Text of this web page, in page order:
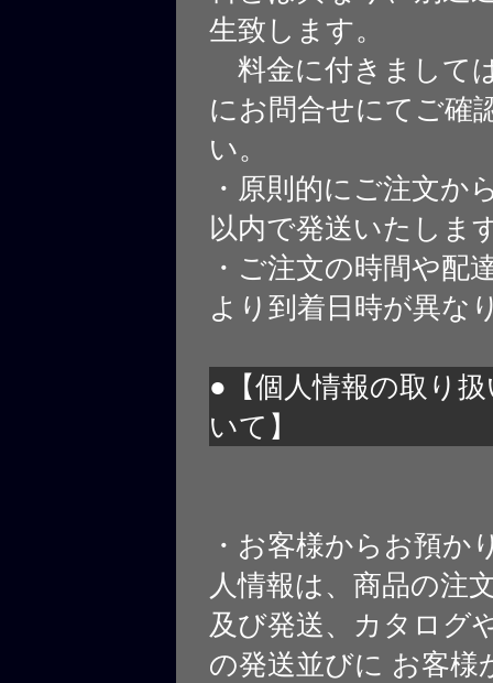
生致します。
料金に付きまして
にお問合せにてご確
い。
・原則的にご注文か
以内で発送いたしま
・ご注文の時間や配
より到着日時が異な
●【個人情報の取り
いて】
・お客様からお預か
人情報は、商品の注
及び発送、カタログ
の発送並びに お客様